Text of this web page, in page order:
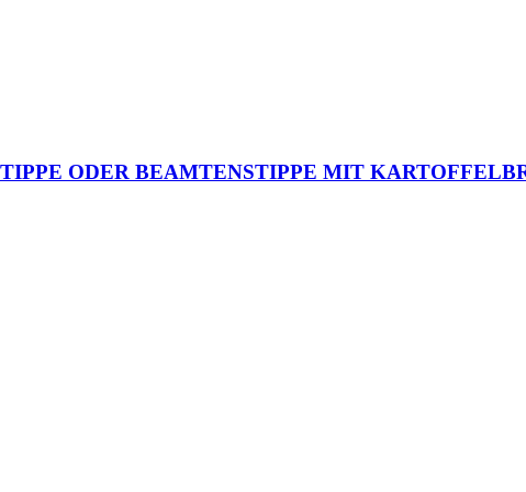
ODER BEAMTENSTIPPE MIT